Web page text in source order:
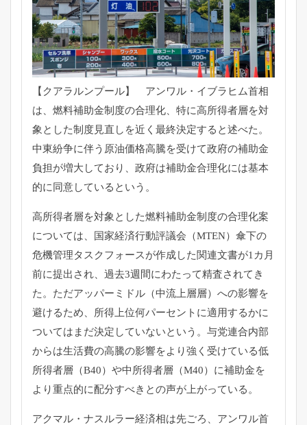
【クアラルンプール】 アンワル・イブラヒム首相
は、燃料補助金制度の合理化、 特に高所得者層を対
象とした制度見直しを近く最終決定すると述べた。
中東紛争に伴う原油価格高騰を受けて政府の補助金
負担が増大しており、政府は補助金合理化には基本
的に同意しているという。
高所得者層を対象とした燃料補助金制度の合理化案
については、
国家経済行動評議会（MTEN） 傘下の
危機管理タスクフォースが作成した関連文書が1カ月
前に提出され、過去3週間にわたって精査されてき
た。 ただアッパーミドル（中流上層層）への影響を
避けるため、
所得上位何パーセントに適用するかに
ついてはまだ決定していないという。 与党連合内部
からは生活費の高騰の影響をより強く受けている低
所得者層（B40）や中所得者層（M40） に補助金を
より重点的に配分すべきとの声が上がっている。
アクマル・ナスルラー経済相は先ごろ、 アンワル首